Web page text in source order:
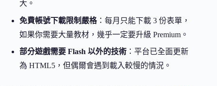
大。
免費帳號下載限制嚴格：每月只能下載 3 份表單，
如果你需要大量教材，幾乎一定要升級 Premium。
部分遊戲需要 Flash 以外的技術 ：平台已全面更新
為 HTML5，但偶爾會遇到載入較慢的情況。